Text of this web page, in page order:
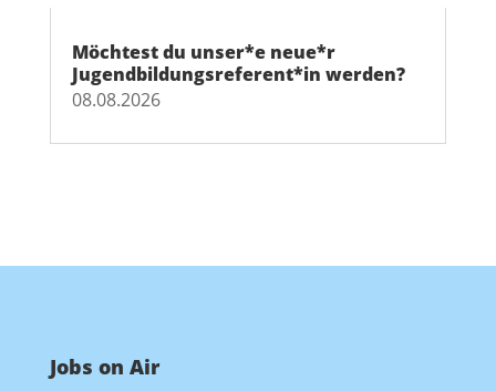
Möchtest du unser*e neue*r
Jugendbildungsreferent*in werden?
08.08.2026
Jobs on Air